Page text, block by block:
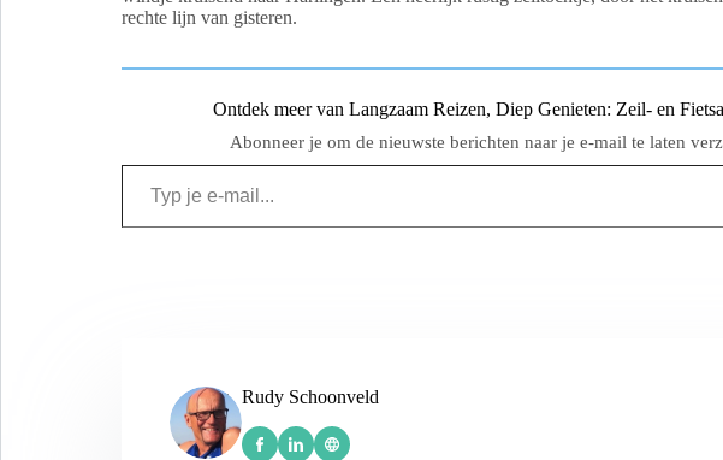
rechte lijn van gisteren.
Ontdek meer van Langzaam Reizen, Diep Genieten: Zeil- en
Abonneer je om de nieuwste berichten naar je e-mail te laten
Rudy Schoonveld